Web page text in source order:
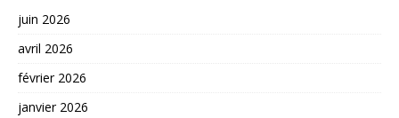
juin 2026
avril 2026
février 2026
janvier 2026